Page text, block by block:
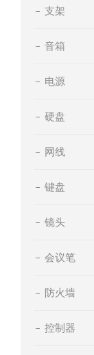
支架
音箱
电源
硬盘
网线
键盘
镜头
会议笔
防火墙
控制器